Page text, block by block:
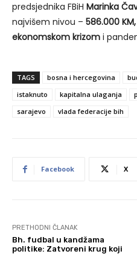
predsjednika FBiH Marinka
najvišem nivou – 586.000 KM,
ekonomskom krizom i
TAGS bosna i hercegovina
istaknuto
kapitalna ulaganja
sarajevo
vlada federacije bih
Facebook X
PRETHODNI ČLANAK
Bh. fudbal u kandžama
politike: Zatvoreni krug koji